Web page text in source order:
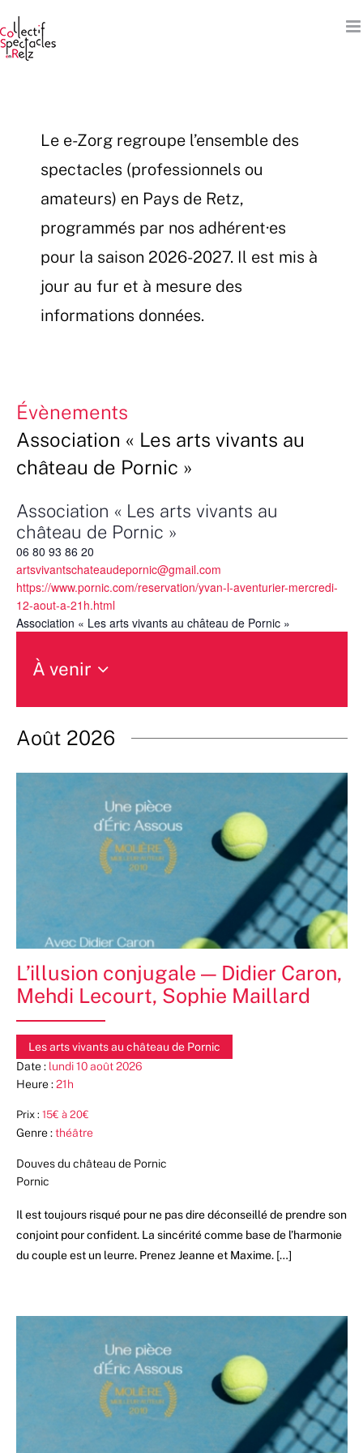
au
contenu
Le e-Zorg regroupe l’ensemble des
spectacles (professionnels ou
amateurs) en Pays de Retz,
programmés par nos adhérent·es
pour la saison 2026-2027. Il est mis à
jour au fur et à mesure des
informations données.
Évènements
Association « Les arts vivants au
château de Pornic »
Association « Les arts vivants au
château de Pornic »
06 80 93 86 20
artsvivantschateaudepornic@gmail.com
https://www.pornic.com/reservation/yvan-l-aventurier-mercredi-
12-aout-a-21h.html
Association « Les arts vivants au château de Pornic »
À venir
une
date.
Août 2026
L’illusion conjugale — Didier Caron,
Mehdi Lecourt, Sophie Maillard
Les arts vivants au château de Pornic
Date : lundi 10 août 2026
Heure :21h
Prix : 15€ à 20€
Genre :théâtre
Douves du château de Pornic
Pornic
Il est toujours risqué pour ne pas dire déconseillé de prendre son
conjoint pour confident. La sincérité comme base de l’harmonie
du couple est un leurre. Prenez Jeanne et Maxime. […]